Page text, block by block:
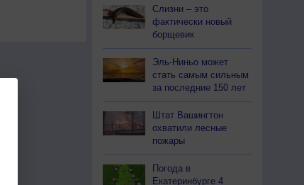
Слизни – это
фактически новый
борщевик
Эль-Ниньо может
стать самым сильным
за последние 150 лет
Штат Вашингтон
охватили лесные
пожары
Погода в
Екатеринбурге 4